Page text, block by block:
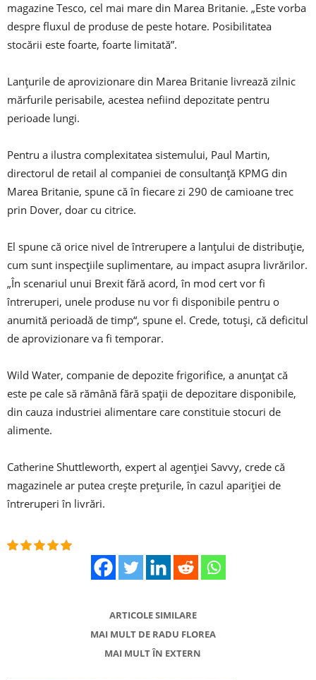
magazine Tesco, cel mai mare din Marea Britanie. „Este vorba
despre fluxul de produse de peste hotare. Posibilitatea
stocării este foarte, foarte limitată”.
Lanţurile de aprovizionare din Marea Britanie livrează zilnic
mărfurile perisabile, acestea nefiind depozitate pentru
perioade lungi.
Pentru a ilustra complexitatea sistemului, Paul Martin,
directorul de retail al companiei de consultanţă KPMG din
Marea Britanie, spune că în fiecare zi 290 de camioane trec
prin Dover, doar cu citrice.
El spune că orice nivel de întrerupere a lanțului de distribuție,
cum sunt inspecţiile suplimentare, au impact asupra livrărilor.
„În scenariul unui Brexit fără acord, în mod cert vor fi
întreruperi, unele produse nu vor fi disponibile pentru o
anumită perioadă de timp“, spune el. Crede, totuşi, că deficitul
de aprovizionare va fi temporar.
Wild Water, companie de depozite frigorifice, a anunţat că
este pe cale să rămână fără spaţii de depozitare disponibile,
din cauza industriei alimentare care constituie stocuri de
alimente.
Catherine Shuttleworth, expert al agenţiei Savvy, crede că
magazinele ar putea creşte preţurile, în cazul apariţiei de
întreruperi în livrări.
ARTICOLE SIMILARE
MAI MULT DE RADU FLOREA
MAI MULT ÎN EXTERN